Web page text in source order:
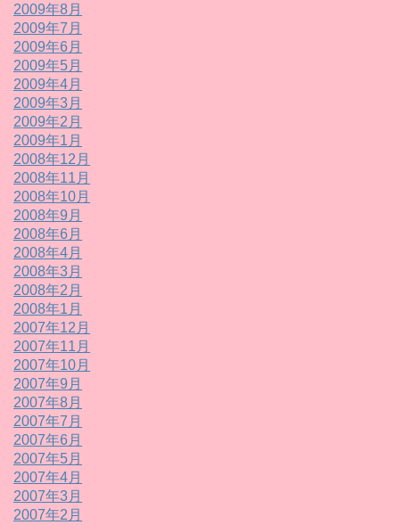
2009年8月
2009年7月
2009年6月
2009年5月
2009年4月
2009年3月
2009年2月
2009年1月
2008年12月
2008年11月
2008年10月
2008年9月
2008年6月
2008年4月
2008年3月
2008年2月
2008年1月
2007年12月
2007年11月
2007年10月
2007年9月
2007年8月
2007年7月
2007年6月
2007年5月
2007年4月
2007年3月
2007年2月